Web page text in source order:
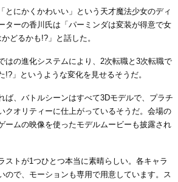
とにかくかわいい」という天才魔法少女のディ
ターの香川氏は「パーミンダは変装が得意で女
どるかも!?」と話した。
はの進化システムにより、2次転職と3次転職で
!?」というような変化を見せるそうだ。
ば、バトルシーンはすべて3Dモデルで、プラチ
クオリティーに仕上がっているそうだ。会場の
ームの映像を使ったモデルムービーも披露され
ストが1つひとつ本当に素晴らしい。各キャラ
ので、モーションも専用で用意しています。ス